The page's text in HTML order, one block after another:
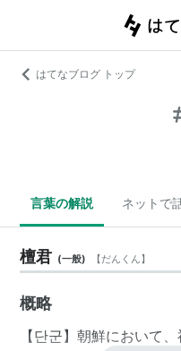
はてなブログ トップ
言葉の解説 ネットで
檀君 (一般) 【だんくん】
概略
【단군】朝鮮において